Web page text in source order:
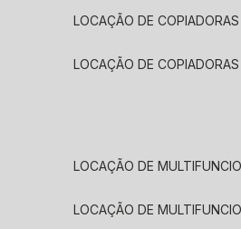
LOCAÇÃO DE
LOCAÇÃO DE
LOCAÇÃO DE
LOCAÇÃO DE